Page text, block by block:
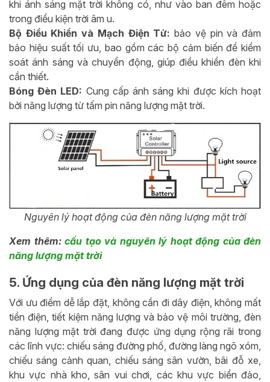
khi ánh sáng mặt trời không có, như vào ban đêm hoặc
trong điều kiện trời âm u.
Bộ Điều Khiển và Mạch Điện Tử:bảo vệ pin và đảm
bảo hiệu suất tối ưu, bao gồm các bộ cảm biến để kiểm
soát ánh sáng và chuyển động, giúp điều khiển đèn khi
cần thiết.
Bóng Đèn LED: Cung cấp ánh sáng khi được kích hoạt
bởi năng lượng từ tấm pin năng lượng mặt trời.
Nguyên lý hoạt động của đèn năng lượng mặt trời
Xem thêm: cấu tạo và nguyên lý hoạt động của đèn
năng lượng mặt trời
5. Ứng dụng của đèn năng lượng mặt trời
Với ưu điểm dễ lắp đặt, không cần đi dây điện, không mất
tiền điện, tiết kiệm năng lượng và bảo vệ môi trường, đèn
năng lượng mặt trời đang được ứng dụng rộng rãi trong
các lĩnh vực: chiếu sáng đường phố, đường làng ngõ xóm,
chiếu sáng cảnh quan, chiếu sáng sân vườn, bãi đỗ xe,
khu vực nhà kho, sân vui chơi, các khu vực biển đảo,